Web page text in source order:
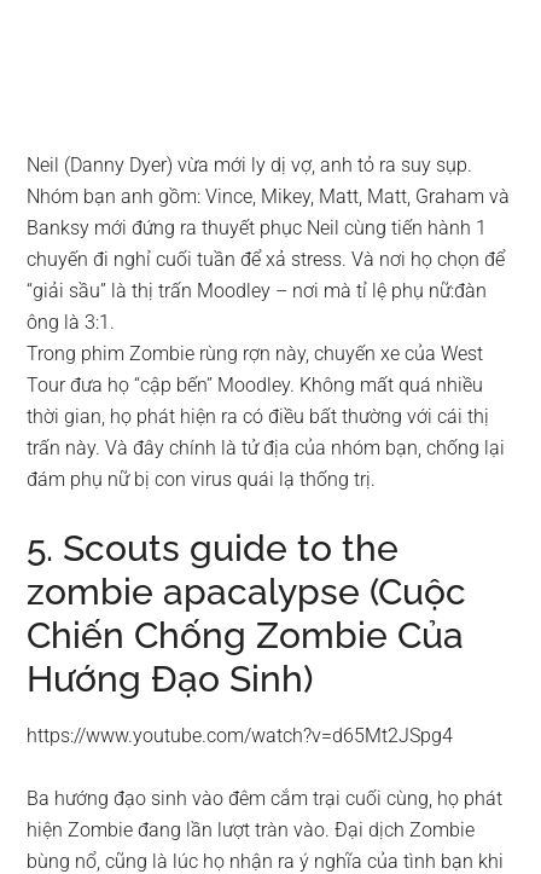
Neil (Danny Dyer) vừa mới ly dị vợ, anh tỏ ra suy sụp.
Nhóm bạn anh gồm: Vince, Mikey, Matt, Matt, Graham và
Banksy mới đứng ra thuyết phục Neil cùng tiến hành 1
chuyến đi nghỉ cuối tuần để xả stress. Và nơi họ chọn để
“giải sầu” là thị trấn Moodley – nơi mà tỉ lệ phụ nữ:đàn
ông là 3:1.
Trong phim Zombie rùng rợn này, chuyến xe của West
Tour đưa họ “cập bến” Moodley. Không mất quá nhiều
thời gian, họ phát hiện ra có điều bất thường với cái thị
trấn này. Và đây chính là tử địa của nhóm bạn, chống lại
đám phụ nữ bị con virus quái lạ thống trị.
5. Scouts guide to the
zombie apacalypse (Cuộc
Chiến Chống Zombie Của
Hướng Đạo Sinh)
https://www.youtube.com/watch?v=d65Mt2JSpg4
Ba hướng đạo sinh vào đêm cắm trại cuối cùng, họ phát
hiện Zombie đang lần lượt tràn vào. Đại dịch Zombie
bùng nổ, cũng là lúc họ nhận ra ý nghĩa của tình bạn khi